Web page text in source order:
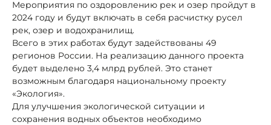
Мероприятия по оздоровлению рек и озер пройдут в
2024 году и будут включать в себя расчистку русел
рек, озер и водохранилищ.
Всего в этих работах будут задействованы 49
регионов России. На реализацию данного проекта
будет выделено 3,4 млрд рублей. Это станет
возможным благодаря национальному проекту
«Экология».
Для улучшения экологической ситуации и
сохранения водных объектов необходимо